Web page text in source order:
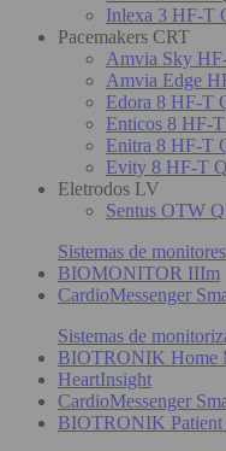
Inlexa 3 HF-T
Pacemakers CRT
Amvia Sky
Amvia Edge
Edora 8 HF-T
Enticos 8 HF-
Enitra 8 HF-T
Evity 8 HF-T
Eletrodos LV
Sentus OTW
Sistemas de
BIOMONITOR IIIm
CardioMessenger
Sistemas de
BIOTRONIK Home
HeartInsight
CardioMessenger
BIOTRONIK Patient